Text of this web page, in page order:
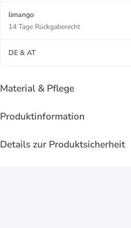
limango
14 Tage Rückgaberecht
DE & AT
Material & Pflege
Produktinformation
Details zur Produktsicherheit